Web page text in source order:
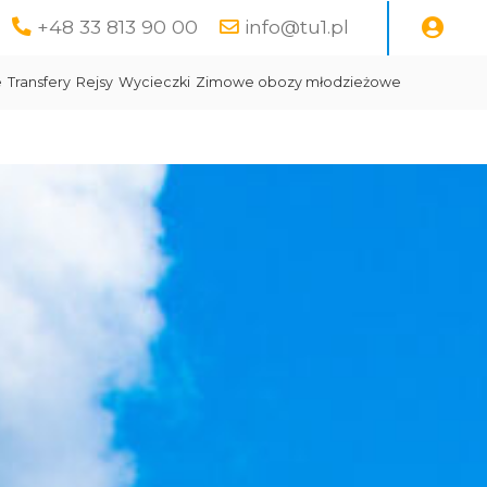
+48 33 813 90 00 info@tu1.pl
Transfery Rejsy Wycieczki Zimowe obozy młodzieżowe